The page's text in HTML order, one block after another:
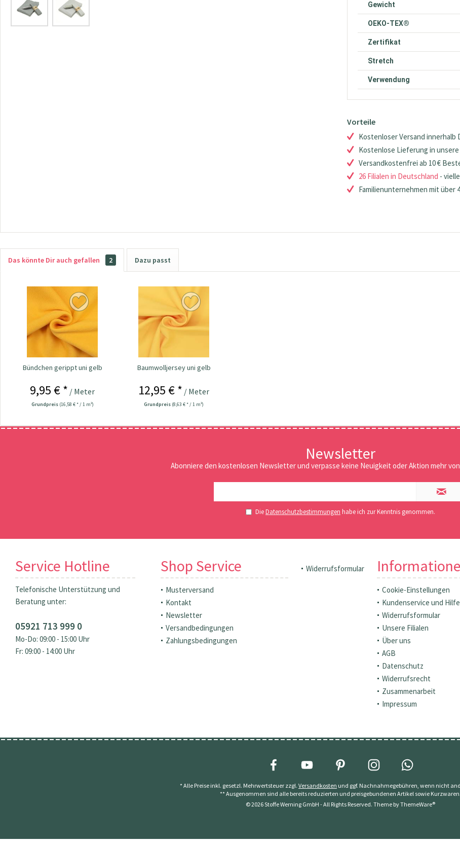
Gewicht
OEKO-TEX®
Zertifikat
Stretch
Verwendung
Vorteile
Kostenloser Versand
Kostenlose Lieferung in unsere
Versandkostenfrei ab 10 €
26 Filialen in Deutschland -
Familienunternehmen mit über
Das könnte Dir auch gefallen 2 Dazu passt
Bündchen gerippt uni gelb
9,95 € * / Meter
Grundpreis (16,58 € * / 1 m²)
Baumwolljersey uni gelb
12,95 € * / Meter
Grundpreis (8,63 € * / 1 m²)
Newsletter
Abonniere den kostenlosen Newsletter und verpasse keine Neuigkeit oder Aktion mehr
DieDatenschutzbestimmungen habe ich zur Kenntnis genommen.
Service Hotline
Telefonische Unterstützung und
Beratung unter:
05921 713 999 0
Mo-Do: 09:00 - 15:00 Uhr
Fr: 09:00 - 14:00 Uhr
Shop Service
Musterversand
Kontakt
Newsletter
Versandbedingungen
Zahlungsbedingungen
Widerrufsformular
Cookie-Einstellungen
Kundenservice und Hilfe
Widerrufsformular
Unsere Filialen
Über uns
AGB
Datenschutz
Widerrufsrecht
Zusammenarbeit
Impressum
* Alle Preise inkl. gesetzl. Mehrwertsteuer zzgl. Versandkosten und ggf. Nachnahmegebühren, wenn nicht
** Ausgenommen sind alle bereits reduzierten und preisgebundenen Artikel sowie Kurzwaren.
© 2026 Stoffe Werning GmbH - All Rights Reserved. Theme byThemeWare®